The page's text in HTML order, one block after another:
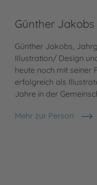
Günther Jakobs
Günther Jakobs,
Illustration/ Design
heute noch mit seiner
erfolgreich als
Jahre in der
Mehr zur Person
Günther Jakobs